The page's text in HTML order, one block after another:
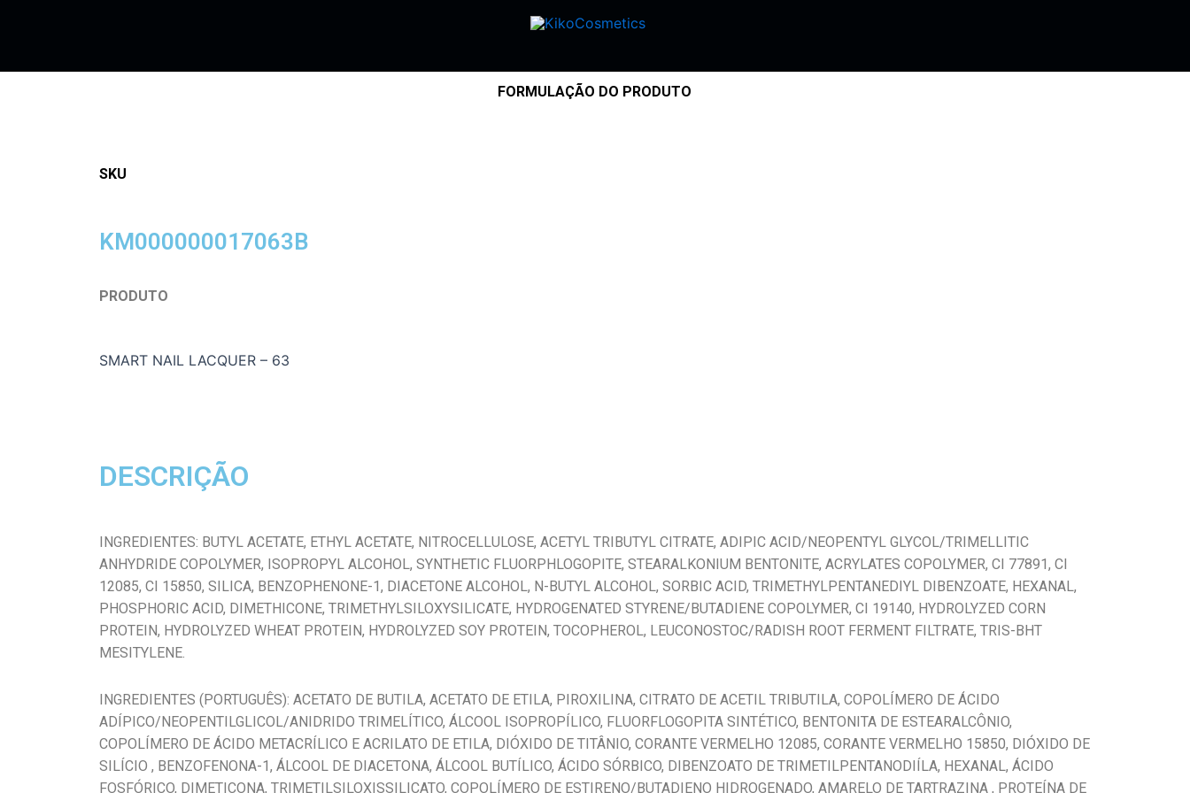
FORMULAÇÃO DO PRODUTO
SKU
KM000000017063B
PRODUTO
SMART NAIL LACQUER – 63
DESCRIÇÃO
INGREDIENTES: BUTYL ACETATE, ETHYL ACETATE, NITROCELLULOSE, ACETYL TRIBUTYL CITRATE, ADIPIC ACID/NEOPENTYL GLYCOL/TRIMELLITIC
ANHYDRIDE COPOLYMER, ISOPROPYL ALCOHOL, SYNTHETIC FLUORPHLOGOPITE, STEARALKONIUM BENTONITE, ACRYLATES COPOLYMER, CI 77891, CI
12085, CI 15850, SILICA, BENZOPHENONE-1, DIACETONE ALCOHOL, N-BUTYL ALCOHOL, SORBIC ACID, TRIMETHYLPENTANEDIYL DIBENZOATE, HEXANAL,
PHOSPHORIC ACID, DIMETHICONE, TRIMETHYLSILOXYSILICATE, HYDROGENATED STYRENE/BUTADIENE COPOLYMER, CI 19140, HYDROLYZED CORN
PROTEIN, HYDROLYZED WHEAT PROTEIN, HYDROLYZED SOY PROTEIN, TOCOPHEROL, LEUCONOSTOC/RADISH ROOT FERMENT FILTRATE, TRIS-BHT
MESITYLENE.
INGREDIENTES (PORTUGUÊS): ACETATO DE BUTILA, ACETATO DE ETILA, PIROXILINA, CITRATO DE ACETIL TRIBUTILA, COPOLÍMERO DE ÁCIDO
ADÍPICO/NEOPENTILGLICOL/ANIDRIDO TRIMELÍTICO, ÁLCOOL ISOPROPÍLICO, FLUORFLOGOPITA SINTÉTICO, BENTONITA DE ESTEARALCÔNIO,
COPOLÍMERO DE ÁCIDO METACRÍLICO E ACRILATO DE ETILA, DIÓXIDO DE TITÂNIO, CORANTE VERMELHO 12085, CORANTE VERMELHO 15850, DIÓXIDO DE
SILÍCIO , BENZOFENONA-1, ÁLCOOL DE DIACETONA, ÁLCOOL BUTÍLICO, ÁCIDO SÓRBICO, DIBENZOATO DE TRIMETILPENTANODIÍLA, HEXANAL, ÁCIDO
FOSFÓRICO, DIMETICONA, TRIMETILSILOXISSILICATO, COPOLÍMERO DE ESTIRENO/BUTADIENO HIDROGENADO, AMARELO DE TARTRAZINA , PROTEÍNA DE